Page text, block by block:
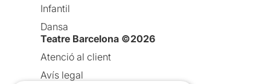
Infantil
Dansa
Teatre Barcelona ©2026
Atenció al client
Avís legal